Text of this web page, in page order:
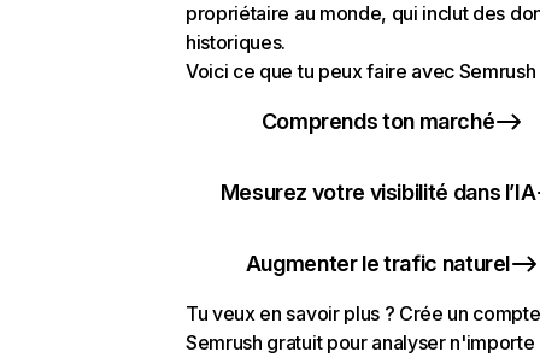
propriétaire au monde, qui inclut des
historiques.
Voici ce que tu peux faire avec Semrush
Comprends ton marché
Mesurez votre visibilité dans l’IA
Augmenter le trafic naturel
Tu veux en savoir plus ? Crée un compte
Semrush gratuit pour analyser n'importe